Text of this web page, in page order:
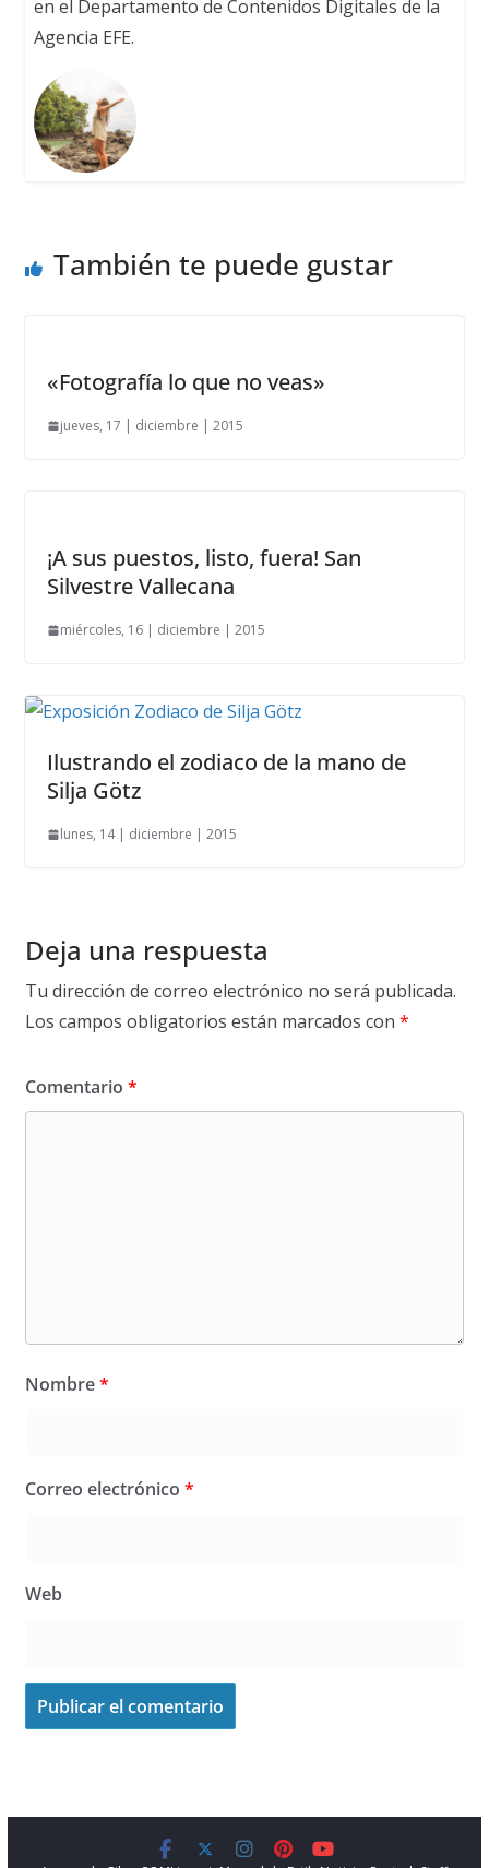
en el Departamento de Contenidos Digitales de la
Agencia EFE.
También te puede gustar
«Fotografía lo que no veas»
jueves, 17 | diciembre | 2015
¡A sus puestos, listo, fuera! San
Silvestre Vallecana
miércoles, 16 | diciembre | 2015
Ilustrando el zodiaco de la mano de
Silja Götz
lunes, 14 | diciembre | 2015
Deja una respuesta
Tu dirección de correo electrónico no será publicada.
Los campos obligatorios están marcados con *
Comentario *
Nombre*
Correo electrónico *
Web